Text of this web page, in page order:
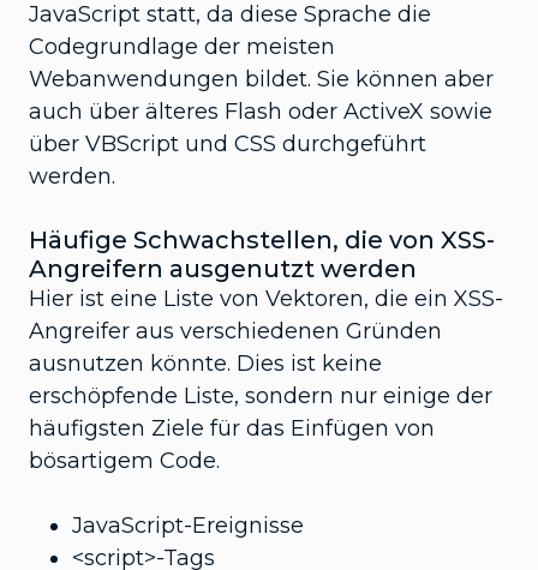
JavaScript statt, da diese Sprache die
Codegrundlage der meisten
Webanwendungen bildet. Sie können aber
auch über älteres Flash oder ActiveX sowie
über VBScript und CSS durchgeführt
werden.
Häufige Schwachstellen, die von XSS-
Angreifern ausgenutzt werden
Hier ist eine Liste von Vektoren, die ein XSS-
Angreifer aus verschiedenen Gründen
ausnutzen könnte. Dies ist keine
erschöpfende Liste, sondern nur einige der
häufigsten Ziele für das Einfügen von
bösartigem Code.
JavaScript-Ereignisse
<script>-Tags